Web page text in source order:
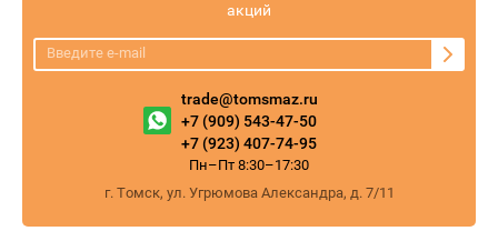
акций
trade@tomsmaz.ru
+7 (909) 543-47-50
+7 (923) 407-74-95
Пн–Пт 8:30–17:30
г. Томск, ул. Угрюмова Александра, д. 7/11